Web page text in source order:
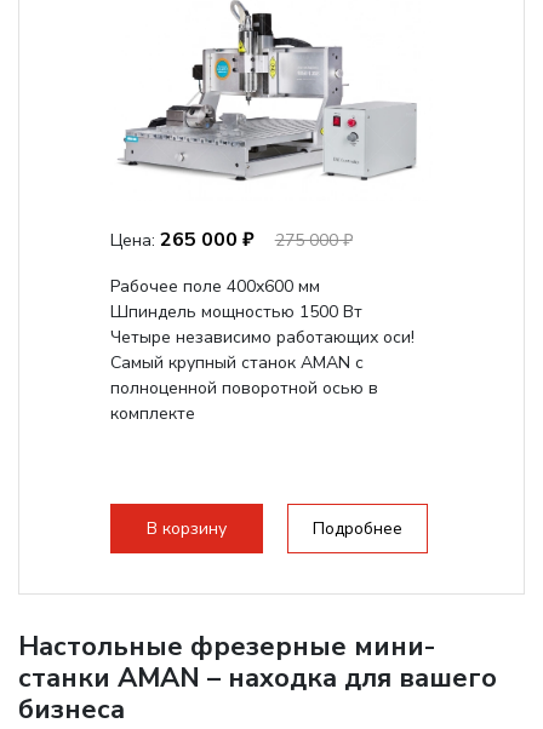
Цена: 265 000 ₽
275 000 ₽
Рабочее поле 400х600 мм
Шпиндель мощностью 1500 Вт
Четыре независимо работающих оси!
Самый крупный станок AMAN с
полноценной поворотной осью в
комплекте
В корзину Подробнее
Настольные фрезерные мини-
станки AMAN – находка для вашего
бизнеса